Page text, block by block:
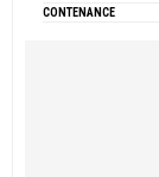
CONTENANCE